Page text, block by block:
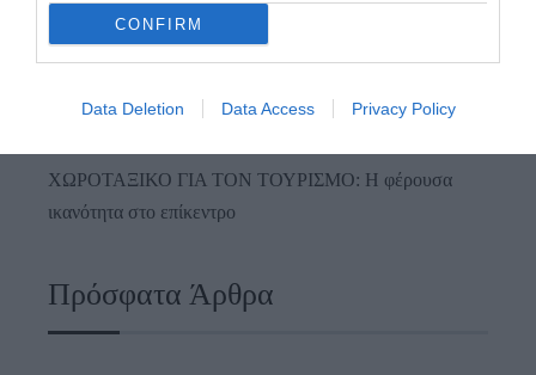
CONFIRM
Data Deletion Data Access Privacy Policy
ΟΡΜΟΣ ΚΟΡΘΙΟΥ: Όταν η φωτογραφία γίνεται μνήμη
Η Άνδρος συνεχίζει να μπαρκάρει…
ΠΡΟΣΟΧΗ: Πολύ υψηλός κίνδυνος πυρκαγιάς στις
ΧΩΡΟΤΑΞΙΚΟ ΓΙΑ ΤΟΝ ΤΟΥΡΙΣΜΟ: Η φέρουσα
ικανότητα στο επίκεντρο
Πρόσφατα Άρθρα